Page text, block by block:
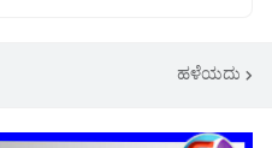
ಹಳೆಯದು